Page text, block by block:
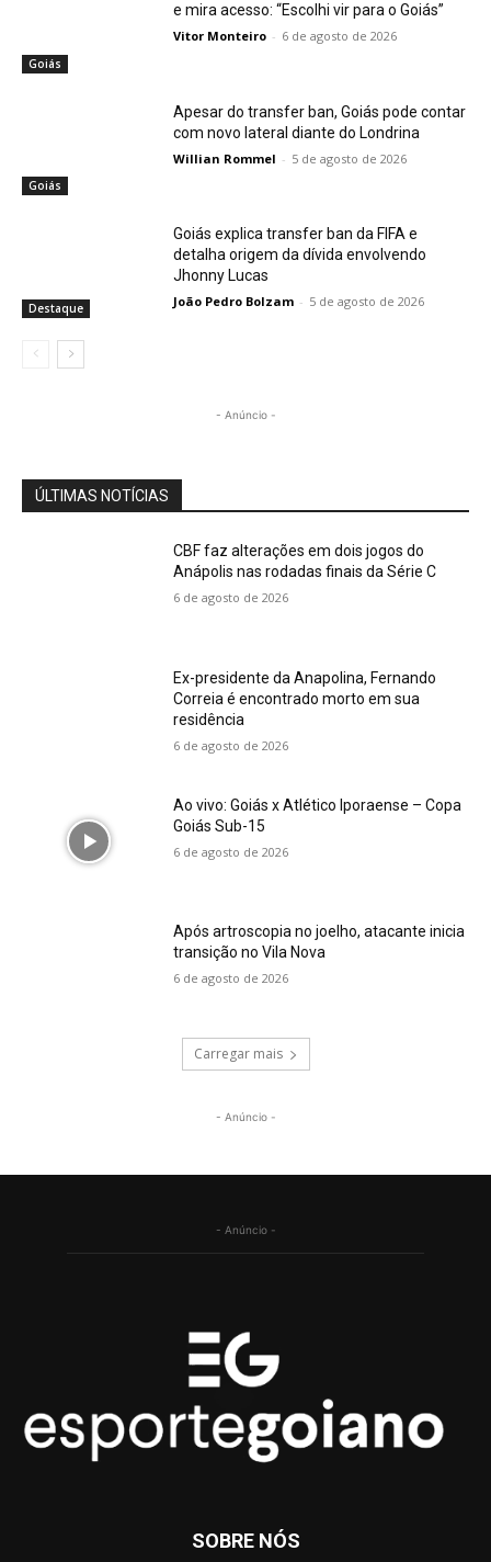
Goiás
e mira acesso: “Escolhi vir para o Goiás”
Vitor Monteiro - 6 de agosto de 2026
Goiás
Apesar do transfer ban, Goiás pode contar
com novo lateral diante do Londrina
Willian Rommel - 5 de agosto de 2026
Destaque
Goiás explica transfer ban da FIFA e
detalha origem da dívida envolvendo
Jhonny Lucas
João Pedro Bolzam - 5 de agosto de 2026
- Anúncio -
ÚLTIMAS NOTÍCIAS
CBF faz alterações em dois jogos do
Anápolis nas rodadas finais da Série C
6 de agosto de 2026
Ex-presidente da Anapolina, Fernando
Correia é encontrado morto em sua
residência
6 de agosto de 2026
Ao vivo: Goiás x Atlético Iporaense – Copa
Goiás Sub-15
6 de agosto de 2026
Após artroscopia no joelho, atacante inicia
transição no Vila Nova
6 de agosto de 2026
Carregar mais
- Anúncio -
- Anúncio -
SOBRE NÓS